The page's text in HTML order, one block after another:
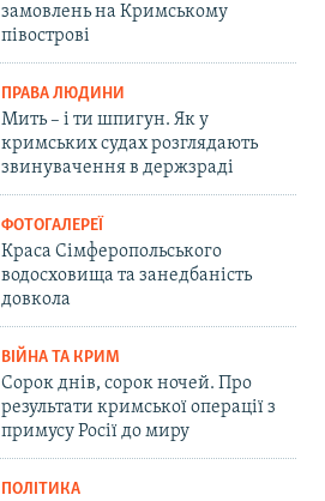
замовлень на Кримському
півострові
ПРАВА ЛЮДИНИ
Мить – і ти шпигун. Як у
кримських судах розглядають
звинувачення в держзраді
ФОТОГАЛЕРЕЇ
Краса Сімферопольського
водосховища та занедбаність
довкола
ВІЙНА ТА КРИМ
Сорок днів, сорок ночей. Про
результати кримської операції з
примусу Росії до миру
ПОЛІТИКА